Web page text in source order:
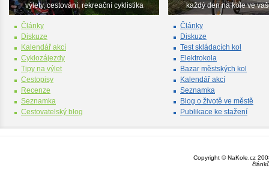
výlety, cestování, rekreační cyklistika
Články
Diskuze
Kalendář akcí
Cyklozájezdy
Tipy na výlet
Cestopisy
Recenze
Seznamka
Cestovatelský blog
každý den na kole ve
Články
Diskuze
Test skládacích kol
Elektrokola
Bazar městských kol
Kalendář akcí
Seznamka
Blog o životě ve městě
Publikace ke stažení
Copyright © NaKole.cz